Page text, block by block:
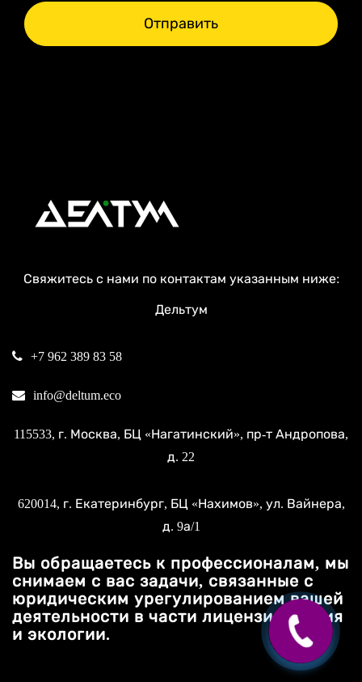
Отправить
Свяжитесь с нами по контактам указанным ниже:
Дельтум
+7 962 389 83 58
info@deltum.eco
115533, г. Москва, БЦ «Нагатинский», пр-т Андропова,
д. 22
620014, г. Екатеринбург, БЦ «Нахимов», ул. Вайнера,
д. 9а/1
Вы обращаетесь к профессионалам, мы
снимаем с вас задачи, связанные с
юридическим урегулированием вашей
деятельности в части лицензирования
и экологии.